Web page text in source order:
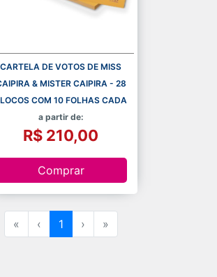
CARTELA DE VOTOS DE MISS
& MISTER CAIPIRA - 28
COM 10 FOLHAS CADA
a partir de:
R$ 210,00
Comprar
« ‹ 1 › »